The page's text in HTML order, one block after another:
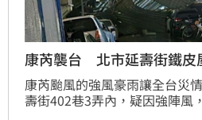
康芮襲台 北市延壽街鐵皮
康芮颱風的強風豪雨讓全台災
壽街402巷3弄內，疑因強陣風